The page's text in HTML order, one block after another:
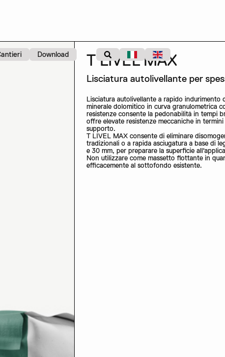
Download T LIVEL MAX
Lisciatura autolivellante per
Lisciatura autolivellante a rapido
minerale dolomitico in curva granulometrica
resistenze consente la pedonabilità in tempi
offre elevate resistenze meccaniche in
supporto.
T LIVEL MAX consente di eliminare
tradizionali o a rapida asciugatura a base di
e 30 mm, per preparare la superficie
Non utilizzare come massetto flottante in
efficacemente al sottofondo esistente.